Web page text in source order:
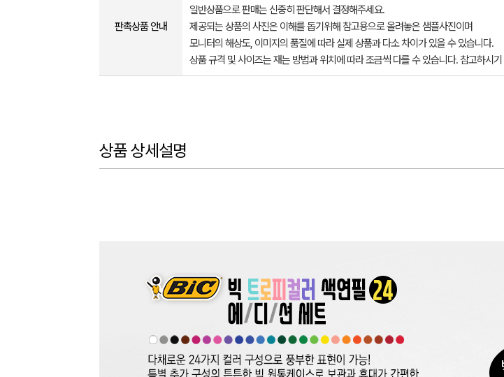
판촉상품 안내
일반상품으로 판매는 신중히 판단해서 결정해주세요.
제공되는 상품의 사진은 이해를 돕기위해 참고용으로 올려놓은 샘플사진이며
모니터의 해상도, 이미지의 품질에 따라 실제 상품과 다소 차이가 있을 수 있습니다.
상품 규격 및 사이즈는 재는 방법과 위치에 따라 조금씩 다를 수 있습니다. 참고하시
상품 상세설명